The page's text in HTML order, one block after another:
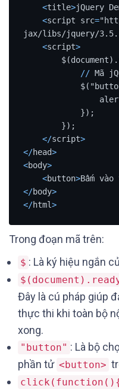
<title>jQuery
<script src=
jax/libs/jquery/
<script>
// Mã
</script>
</head>
<body>
<button>Bấm
</body>
</html>
Trong đoạn mã trên:
$ : Là ký hiệu ngắn
Đây là cú pháp giúp
thực thi khi toàn bộ
xong.
"button" : Là bộ
phần tử <button>